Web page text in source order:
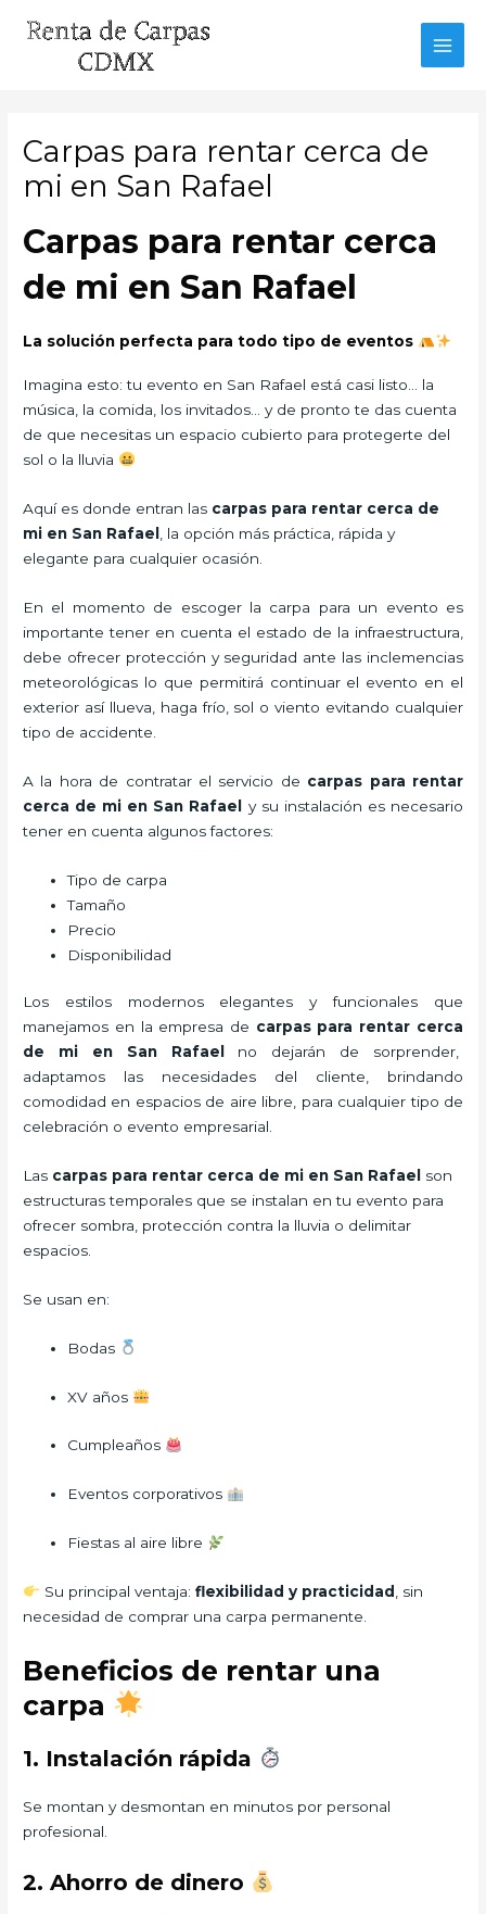
Carpas para rentar cerca de
mi en San Rafael
Carpas para rentar cerca
de mi en San Rafael
La solución perfecta para todo tipo de eventos
Imagina esto: tu evento en San Rafael está casi listo… la
música, la comida, los invitados… y de pronto te das cuenta
de que necesitas un espacio cubierto para protegerte del
sol o la lluvia
Aquí es donde entran las carpas para rentar cerca de
mi en San Rafael
, la opción más práctica, rápida y
elegante para cualquier ocasión.
En el momento de escoger la carpa para un evento es
importante tener en cuenta el estado de la infraestructura,
debe ofrecer protección y seguridad ante las inclemencias
meteorológicas lo que permitirá continuar el evento en el
exterior así llueva, haga frío, sol o viento evitando cualquier
tipo de accidente.
A la hora de contratar el servicio de carpas para rentar
cerca de mi en San Rafael
y su instalación es necesario
tener en cuenta algunos factores:
Tipo de carpa
Tamaño
Precio
Disponibilidad
Los estilos modernos elegantes y funcionales que
manejamos en la empresa de carpas para rentar cerca
de mi en San Rafael
no dejarán de sorprender,
adaptamos las necesidades del cliente, brindando
comodidad en espacios de aire libre, para cualquier tipo de
celebración o evento empresarial.
Las carpas para rentar cerca de mi en San Rafael son
estructuras temporales que se instalan en tu evento para
ofrecer sombra, protección contra la lluvia o delimitar
espacios.
Se usan en:
Bodas
XV años
Cumpleaños
Eventos corporativos
Fiestas al aire libre
Su principal ventaja: flexibilidad y practicidad
, sin
necesidad de comprar una carpa permanente.
Beneficios de rentar una
carpa
1. Instalación rápida
Se montan y desmontan en minutos por personal
profesional.
2. Ahorro de dinero